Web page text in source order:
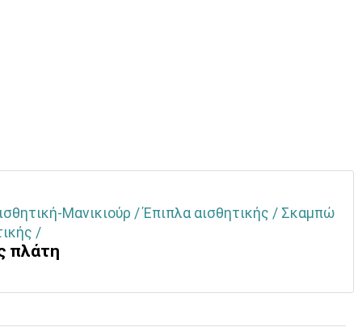
Μανικιούρ / Έπιπλα αισθητικής / Σκαμπώ
/
πλάτη